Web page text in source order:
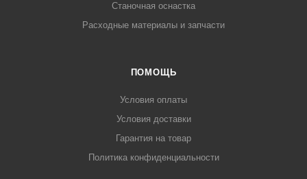
Станочная оснастка
Расходные материалы и запчасти
ПОМОЩЬ
Условия оплаты
Условия доставки
Гарантия на товар
Политика конфиденциальности